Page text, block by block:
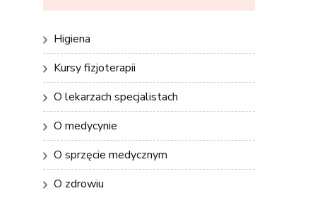
Higiena
Kursy fizjoterapii
O lekarzach specjalistach
O medycynie
O sprzęcie medycznym
O zdrowiu